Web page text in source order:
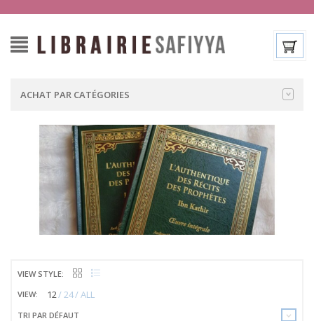
ACHAT PAR CATÉGORIES
VIEW STYLE:
VIEW:
12 24 ALL
TRI PAR DÉFAUT